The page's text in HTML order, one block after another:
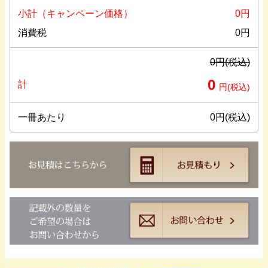
小計（キャンペーン価格）
0円
消費税
0円
0円(税込)
計 0 円(税込)
一冊あたり 0円(税込)